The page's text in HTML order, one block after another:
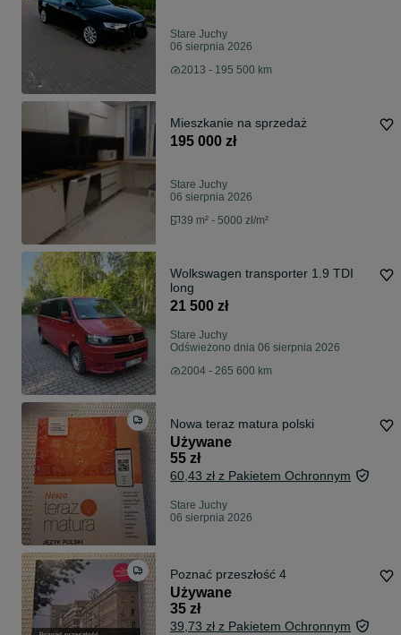
Stare Juchy
06 sierpnia 2026
2013 - 195 500 km
Mieszkanie na sprzedaż
195 000 zł
Stare Juchy
06 sierpnia 2026
39 m² - 5000 zł/m²
Wolkswagen transporter 1.9 TDI
long
21 500 zł
Stare Juchy
Odświeżono dnia 06 sierpnia 2026
2004 - 265 600 km
Nowa teraz matura polski
Używane
55 zł
60,43 zł z Pakietem Ochronnym
Stare Juchy
06 sierpnia 2026
Poznać przeszłość 4
Używane
35 zł
39,73 zł z Pakietem Ochronnym